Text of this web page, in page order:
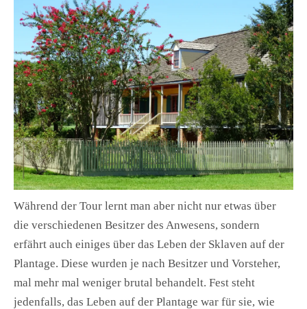
Während der Tour lernt man aber nicht nur etwas über
die verschiedenen Besitzer des Anwesens, sondern
erfährt auch einiges über das Leben der Sklaven auf der
Plantage. Diese wurden je nach Besitzer und Vorsteher,
mal mehr mal weniger brutal behandelt. Fest steht
jedenfalls, das Leben auf der Plantage war für sie, wie